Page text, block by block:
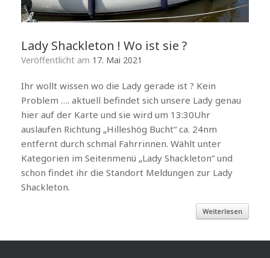
Lady Shackleton ! Wo ist sie ?
Veröffentlicht am 17. Mai 2021
Ihr wollt wissen wo die Lady gerade ist ? Kein
Problem …. aktuell befindet sich unsere Lady genau
hier auf der Karte und sie wird um 13:30Uhr
auslaufen Richtung „Hilleshög Bucht“ ca. 24nm
entfernt durch schmal Fahrrinnen. Wählt unter
Kategorien im Seitenmenü „Lady Shackleton“ und
schon findet ihr die Standort Meldungen zur Lady
Shackleton.
Weiterlesen